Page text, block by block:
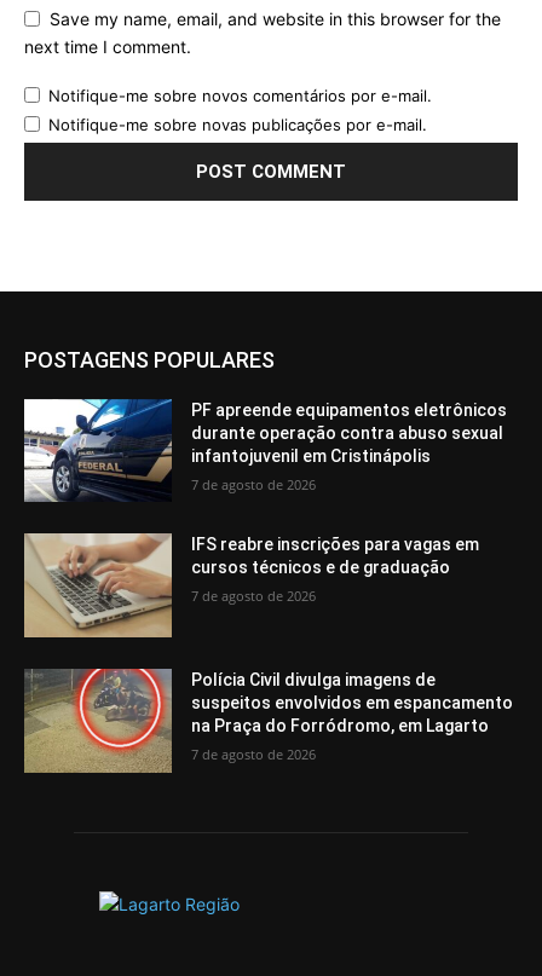
Save my name, email, and website in this browser for the
next time I comment.
Notifique-me sobre novos comentários por e-mail.
Notifique-me sobre novas publicações por e-mail.
POSTAGENS POPULARES
PF apreende equipamentos eletrônicos
durante operação contra abuso sexual
infantojuvenil em Cristinápolis
7 de agosto de 2026
IFS reabre inscrições para vagas em
cursos técnicos e de graduação
7 de agosto de 2026
Polícia Civil divulga imagens de
suspeitos envolvidos em espancamento
na Praça do Forródromo, em Lagarto
7 de agosto de 2026